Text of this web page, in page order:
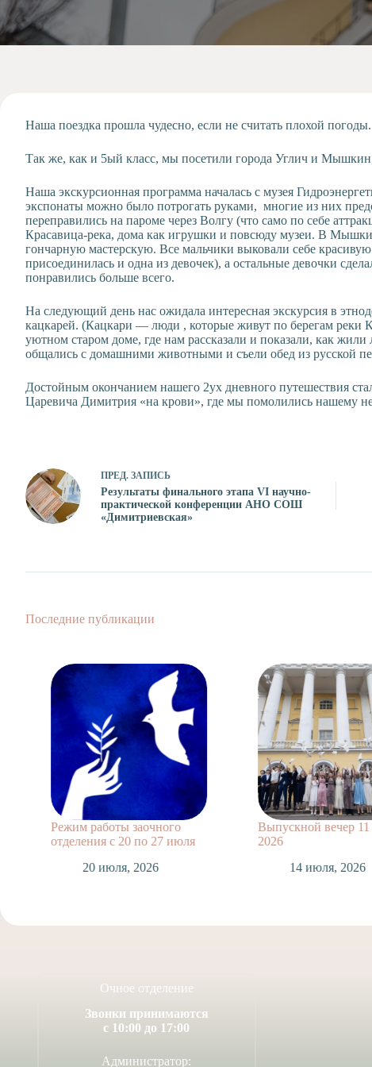
Проекты
отделение
Служба
служба
Наша поездка прошла чудесно, если не считать плохой погоды.
Так же, как и 5ый класс, мы посетили города Углич и
Наша экскурсионная программа началась с музея
экспонаты можно было потрогать руками, многие из них
переправились на пароме через Волгу (что само по себе
Красавица-река, дома как игрушки и повсюду музеи. В
гончарную мастерскую. Все мальчики выковали себе
присоединилась и одна из девочек), а остальные девочки
понравились больше всего.
На следующий день нас ожидала интересная экскурсия в
кацкарей. (Кацкари — люди , которые живут по берегам реки
уютном старом доме, где нам рассказали и показали, как
общались с домашними животными и съели обед из русской
Достойным окончанием нашего 2ух дневного путешествия
Царевича Димитрия «на крови», где мы помолились нашему
ПРЕД. ЗАПИСЬ
Результаты финального этапа VI научно-
практической конференции АНО СОШ
«Димитриевская»
Последние публикации
Режим работы заочного
отделения с 20 по 27 июля
20 июля, 2026
Выпускной вечер 11
2026
14 июля, 2026
Очное отделение
Звонки принимаются
с 10:00 до 17:00